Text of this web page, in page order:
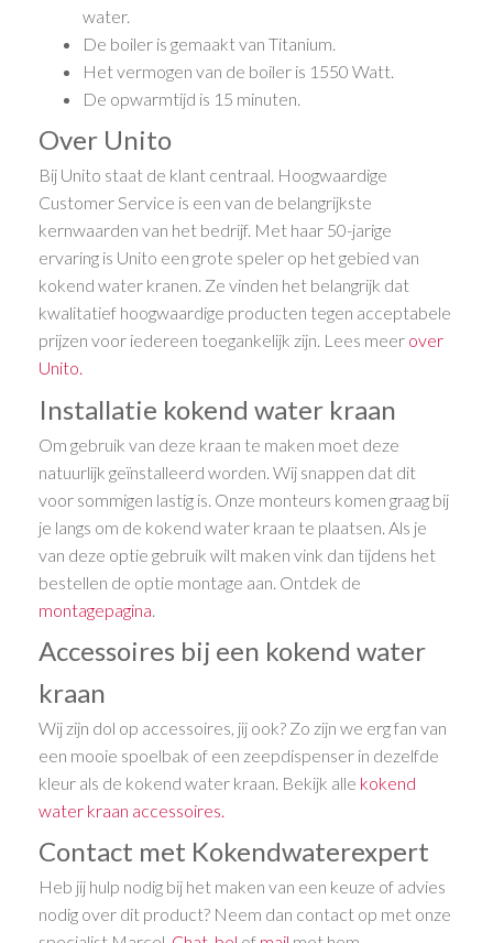
water.
De boiler is gemaakt van Titanium.
Het vermogen van de boiler is 1550 Watt.
De opwarmtijd is 15 minuten.
Over Unito
Bij Unito staat de klant centraal. Hoogwaardige
Customer Service is een van de belangrijkste
kernwaarden van het bedrijf. Met haar 50-jarige
ervaring is Unito een grote speler op het gebied van
kokend water kranen. Ze vinden het belangrijk dat
kwalitatief hoogwaardige producten tegen acceptabele
prijzen voor iedereen toegankelijk zijn. Lees meer over
Unito.
Installatie kokend water kraan
Om gebruik van deze kraan te maken moet deze
natuurlijk geïnstalleerd worden. Wij snappen dat dit
voor sommigen lastig is. Onze monteurs komen graag bij
je langs om de kokend water kraan te plaatsen. Als je
van deze optie gebruik wilt maken vink dan tijdens het
bestellen de optie montage aan. Ontdek de
montagepagina
Accessoires bij een kokend water
kraan
Wij zijn dol op accessoires, jij ook? Zo zijn we erg fan van
een mooie spoelbak of een zeepdispenser in dezelfde
kleur als de kokend water kraan. Bekijk alle kokend
water kraan accessoires.
Contact met Kokendwaterexpert
Heb jij hulp nodig bij het maken van een keuze of advies
nodig over dit product? Neem dan contact op met onze